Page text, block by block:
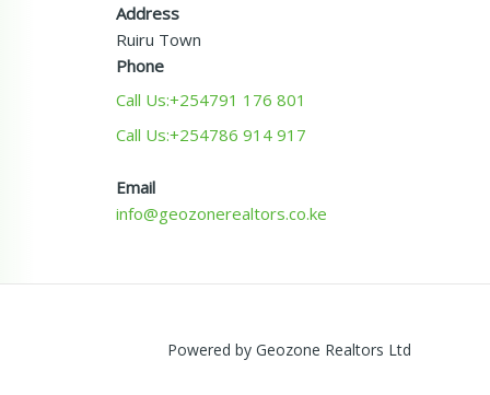
Address
Ruiru Town
Phone
Call Us:+254791 176 801
Call Us:+254786 914 917
Email
info@geozonerealtors.co.ke
Powered by Geozone Realtors Ltd